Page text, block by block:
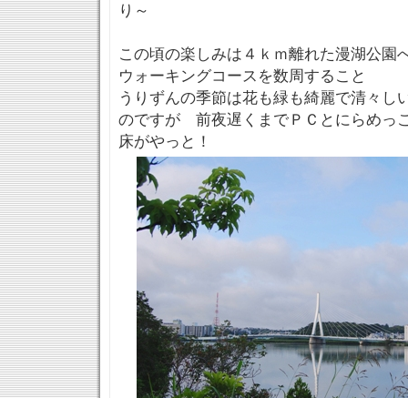
り～
この頃の楽しみは４ｋｍ離れた漫湖公園
ウォーキングコースを数周すること
うりずんの季節は花も緑も綺麗で清々し
のですが 前夜遅くまでＰＣとにらめっ
床がやっと！